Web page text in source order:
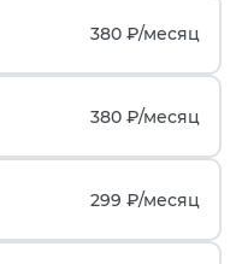
380 ₽/месяц
380 ₽/месяц
299 ₽/месяц